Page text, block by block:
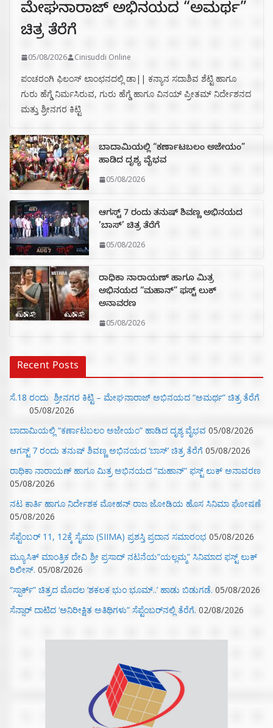
ಮೇಘನಾರಾಜ್ ಅಭಿನಯದ “ಅಮರ್ಥ”
ಚಿತ್ರ ತೆರೆಗೆ
05/08/2026 Cinisuddi Online
ಪಂಚರಂಗಿ ಫಿಲಂಸ್ ಲಾಂಛನದಲ್ಲಿ ಡಾ|| ಕನ್ಯಾನ ಸದಾಶಿವ ಶೆಟ್ಟಿ ಹಾಗೂ
ಗುರು ಹೆಗ್ಡೆ ನಿರ್ಮಸಿರುವ, ಗುರು ಹೆಗ್ಡೆ ಹಾಗೂ ವಿನಯ್ ಪ್ರೀತಮ್ ನಿರ್ದೇಶನದ
ಮತ್ತು ಶ್ರೀನಗರ ಕಿಟ್ಟಿ
ಬಾದಾಮಿಯಲ್ಲಿ “ಕರ್ಣಾಟಬಲಂ ಅಜೇಯಂ”
ಹಾಡಿದ ದೃಶ್ಯ ವೈಭವ
05/08/2026
ಆಗಸ್ಟ್ 7 ರಂದು ತನುಷ್ ಶಿವಣ್ಣ ಅಭಿನಯದ
‘ಬಾಸ್’ ಚಿತ್ರ ತೆರೆಗೆ
05/08/2026
ರಾಧಿಕಾ ನಾರಾಯಣ್ ಹಾಗೂ ಮಿತ್ರ
ಅಭಿನಯದ “ಮಹಾನ್” ಫಸ್ಟ್ ಲುಕ್
ಅನಾವರಣ
05/08/2026
Recent Posts
ಸೆ.18 ರಂದು ಶ್ರೀನಗರ ಕಿಟ್ಟಿ – ಮೇಘನಾರಾಜ್ ಅಭಿನಯದ “ಅಮರ್ಥ” ಚಿತ್ರ ತೆರೆಗೆ
05/08/2026
ಬಾದಾಮಿಯಲ್ಲಿ “ಕರ್ಣಾಟಬಲಂ ಅಜೇಯಂ” ಹಾಡಿದ ದೃಶ್ಯ ವೈಭವ 05/08/2026
ಆಗಸ್ಟ್ 7 ರಂದು ತನುಷ್ ಶಿವಣ್ಣ ಅಭಿನಯದ ‘ಬಾಸ್’ ಚಿತ್ರ ತೆರೆಗೆ 05/08/2026
ರಾಧಿಕಾ ನಾರಾಯಣ್ ಹಾಗೂ ಮಿತ್ರ ಅಭಿನಯದ “ಮಹಾನ್” ಫಸ್ಟ್ ಲುಕ್ ಅನಾವರಣ
05/08/2026
ನಟ ಕಾರ್ತಿ ಹಾಗೂ ನಿರ್ದೇಶಕ ಮೋಹನ್ ರಾಜ ಜೋಡಿಯ ಹೊಸ ಸಿನಿಮಾ ಘೋಷಣೆ
05/08/2026
ಸೆಪ್ಟೆಂಬರ್ 11, 12ಕ್ಕೆ ಸೈಮಾ (SIIMA) ಪ್ರಶಸ್ತಿ ಪ್ರದಾನ ಸಮಾರಂಭ 05/08/2026
ಮ್ಯೂಸಿಕ್‌ ಮಾಂತ್ರಿಕ ದೇವಿ ಶ್ರೀ ಪ್ರಸಾದ್ ನಟನೆಯ”ಯಲ್ಲಮ್ಮ” ಸಿನಿಮಾದ ಫಸ್ಟ್‌ ಲುಕ್‌
ರಿಲೀಸ್. 05/08/2026
“ಸ್ಪಾರ್ಕ್” ಚಿತ್ರದ ಮೊದಲ‌ ‘ಶಕಲಕ ಭುಂ‌ ಭೂಮ್..’ ಹಾಡು ಬಿಡುಗಡೆ. 05/08/2026
ಸೆನ್ಸಾರ್ ದಾಟಿದ ‘ಅನಿರೀಕ್ಷಿತ ಅತಿಥಿಗಳು” ಸೆಪ್ಟೆಂಬರ್‌ನಲ್ಲಿ ತೆರೆಗೆ. 02/08/2026